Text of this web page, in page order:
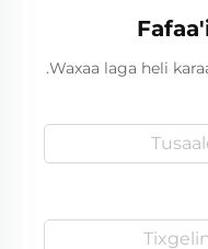
Waxaa laga heli